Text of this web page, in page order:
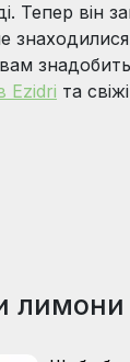
Тепер він
Ezidri та
лимони